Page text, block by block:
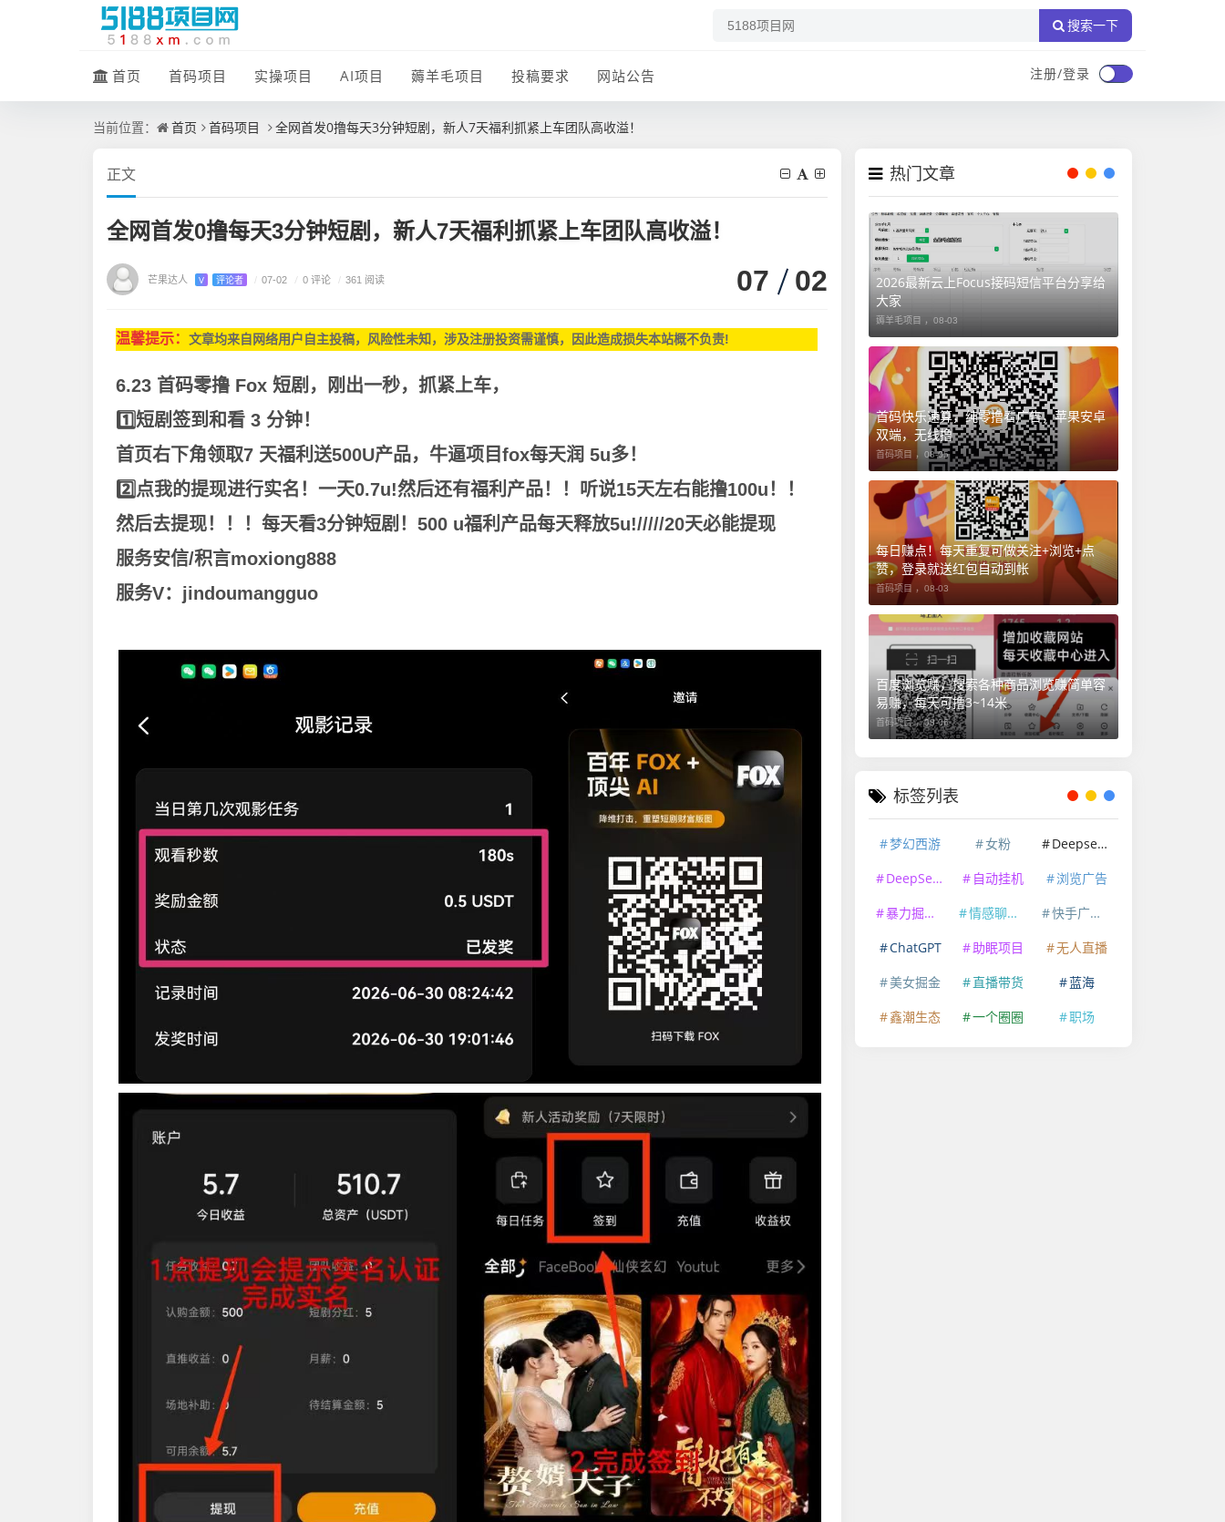
搜索一下
首页 首码项目 实操项目 AI项目 薅羊毛项目 投稿要求 网站公告 注册/登录
当前位置： 首页 首码项目 全网首发0撸每天3分钟短剧，新人7天福利抓紧上车团队高收溢！
正文
全网首发0撸每天3分钟短剧，新人7天福利抓紧上车团队高收溢！
芒果达人 V 评论者 / 07-02 / 0 评论 / 361 阅读 07 02
温馨提示： 文章均来自网络用户自主投稿， 风险性未知，涉及注册投资需谨慎，因此造成损失本站概不负责!
6.23 首码零撸 Fox 短剧，刚出一秒，抓紧上车，
1️⃣短剧签到和看 3 分钟！
首页右下角领取7 天福利送500U产品，牛逼项目fox每天润 5u多！
2️⃣点我的提现进行实名！一天0.7u!然后还有福利产品！！听说15天左右能撸100u！！
然后去提现！！！每天看3分钟短剧！500 u福利产品每天释放5u!/////20天必能提现
服务安信/积言moxiong888
服务V：jindoumangguo
热门文章
2026最新云上Focus接码短信平台分享给
大家
薅羊毛项目 ， 08-03
首码快乐速算，纯零撸看广告，苹果安卓
双端，无线撸
首码项目 ， 08-05
每日赚点！每天重复可做关注+浏览+点
赞，登录就送红包自动到帐
首码项目 ， 08-03
百度浏览赚，搜索各种商品浏览赚简单容
易赚，每天可撸3~14米
首码项目 ，08-06
标签列表
梦幻西游 女粉
Deepseek
DeepSeek
自动挂机
浏览广告
暴力掘金项目
情感聊天赛道
快手广告掘金
ChatGPT
助眠项目
无人直播
美女掘金
直播带货
蓝海
鑫潮生态
一个圈圈 职场